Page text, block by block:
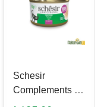
Schesir
Complements In
Broth Tavuklu